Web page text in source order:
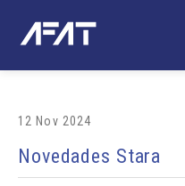
12 Nov 2024
Novedades Stara